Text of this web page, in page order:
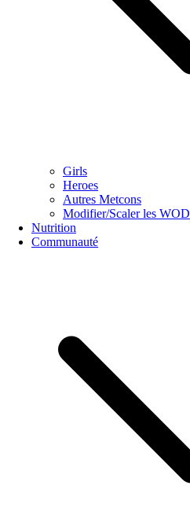
Girls
Heroes
Autres Metcons
Modifier/Scaler les WOD
Nutrition
Communauté